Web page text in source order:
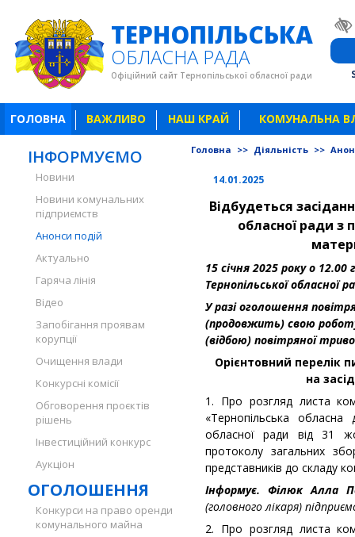
ТЕРНОПІЛЬСЬКА
ОБЛАСНА РАДА
Офіційний сайт Тернопільської обласної ради
ГОЛОВНА ВАЖЛИВО НАШ КРАЙ КОМУНАЛЬНА
ІНФОРМУЄМО
Новини
Новини комунальних
підприємств
Анонси подій
Актуально
Гаряча лінія
Відео
Запобігання проявам
корупції
Очищення влади
Конкурсні комісії
Обговорення проєктів
рішень
Інвестиційний конкурс
Аукціон
ОГОЛОШЕННЯ
Конкурси на право оренди
комунального майна
Головна >> Діяльність >>
14.01.2025
Відбудеться
обласної ради з
15 січня 2025 року о
Тернопільської обласної
У разі оголошення
(продовжить) свою
(відбою) повітряної
Орієнтовний перелік
на
1. Про розгляд листа
«Тернопільська обласна
обласної ради від 31
протоколу загальних
представників до складу
Інформує. Філюк Алла
(головного лікаря)
2. Про розгляд листа